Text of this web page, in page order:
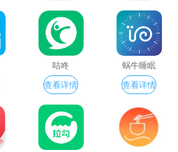
咕咚
查看详情
蜗牛睡眠
查看详情